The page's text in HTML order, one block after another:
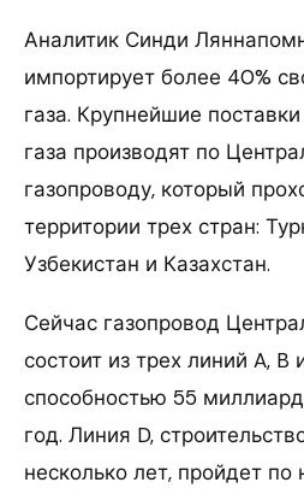
Аналитик Синди
импортирует более 40%
газа. Крупнейшие
газа производят по
газопроводу, который
территории трех стран:
Узбекистан и Казахстан.
Сейчас газопровод
состоит из трех линий A, B
способностью 55
год. Линия D,
несколько лет, пройдет